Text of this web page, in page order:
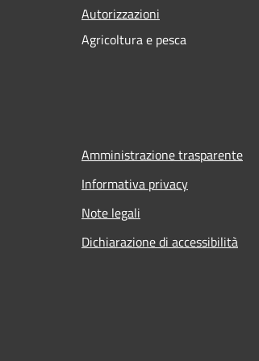
Autorizzazioni
Agricoltura e pesca
Amministrazione trasparente
Informativa privacy
Note legali
Dichiarazione di accessibilità